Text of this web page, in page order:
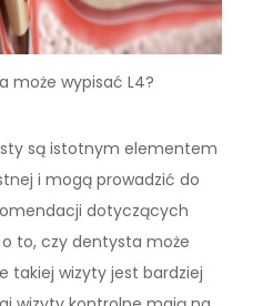
może wypisać L4?
są istotnym elementem
i mogą prowadzić do
dotyczących
to, czy dentysta może
takiej wizyty jest bardziej